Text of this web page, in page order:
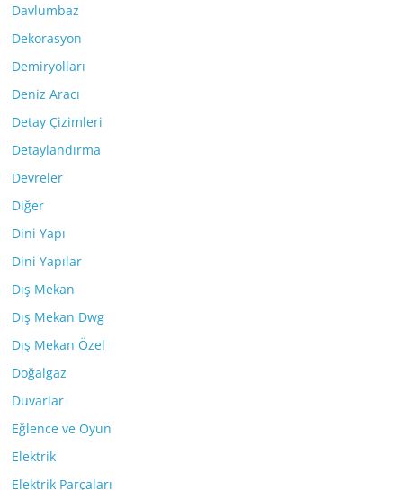
Davlumbaz
Dekorasyon
Demiryolları
Deniz Aracı
Detay Çizimleri
Detaylandırma
Devreler
Diğer
Dini Yapı
Dini Yapılar
Dış Mekan
Dış Mekan Dwg
Dış Mekan Özel
Doğalgaz
Duvarlar
Eğlence ve Oyun
Elektrik
Elektrik Parçaları